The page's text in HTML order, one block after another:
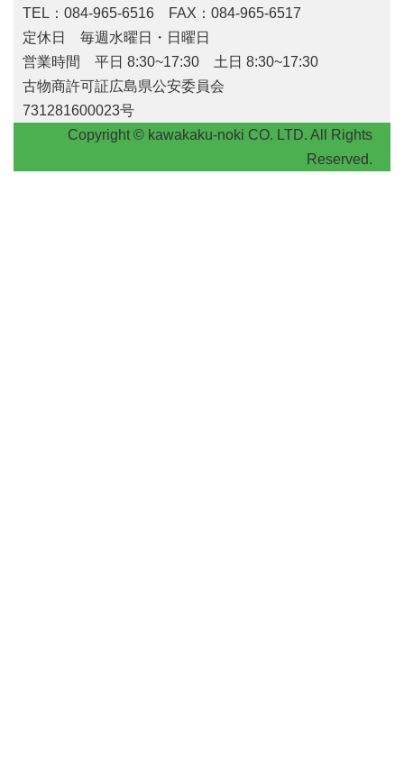
TEL：084-965-6516 FAX：084-965-6517
定休日 毎週水曜日・日曜日
営業時間 平日 8:30~17:30 土日 8:30~17:30
古物商許可証広島県公安委員会
731281600023号
Copyright © kawakaku-noki CO. LTD. All Rights
Reserved.